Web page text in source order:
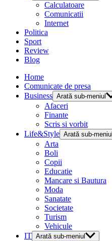
Calculatoare
Comunicatii
Internet
Politica
Sport
Review
Blog
Home
Comunicate de presa
Business Arată sub-meniul
Afaceri
Finante
Scris si vorbit
Life&Style Arată sub-meniul
Arta
Boli
Copii
Educatie
Mancare si Bautura
Moda
Sanatate
Societate
Turism
Vehicule
IT Arată sub-meniul